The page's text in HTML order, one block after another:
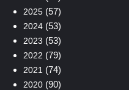
2025(57)
2024(53)
2023 (53)
2022 (79)
2021 (74)
2020(90)